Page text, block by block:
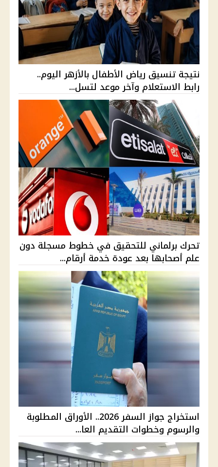
نتيجة تنسيق رياض الأطفال بالأزهر اليوم..
رابط الاستعلام وآخر موعد لتسل...
تحرك برلماني للتحقيق في خطوط مسجلة دون
علم أصحابها بعد عودة خدمة أرقام...
استخراج جواز السفر 2026.. الأوراق المطلوبة
والرسوم وخطوات التقديم العا...